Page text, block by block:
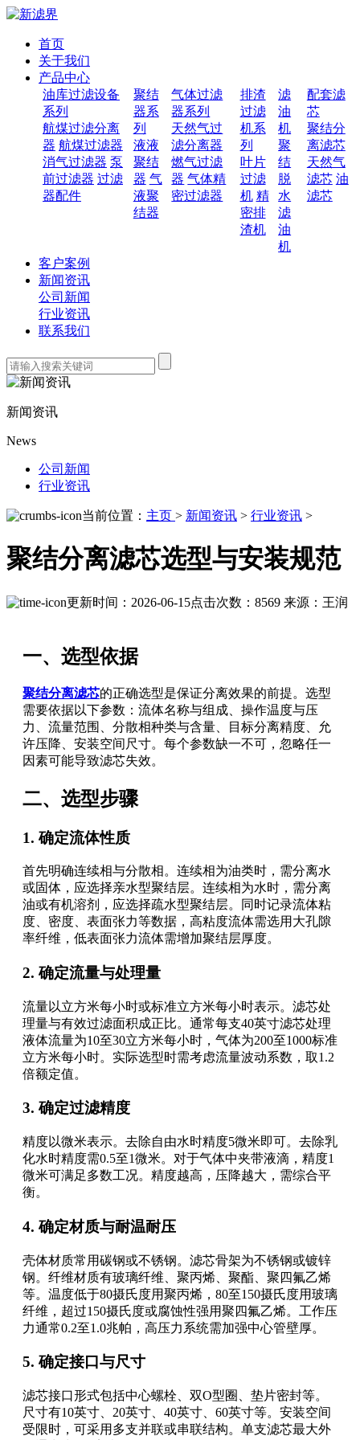
首页
关于我们
产品中心
油库过滤设备
系列
航煤过滤分离
器 航煤过滤器
消气过滤器 泵
前过滤器 过滤
器配件
聚结
器系
列
液液
聚结
器 气
液聚
结器
气体过滤
器系列
天然气过
滤分离器
燃气过滤
器 气体精
密过滤器
排渣
过滤
机系
列
叶片
过滤
机 精
密排
渣机
滤
油
机
聚
结
脱
水
滤
油
机
配套滤
芯
聚结分
离滤芯
天然气
滤芯 油
滤芯
客户案例
新闻资讯
公司新闻
行业资讯
联系我们
新闻资讯
News
公司新闻
行业资讯
当前位置： 主页 > 新闻资讯 > 行业资讯 >
聚结分离滤芯选型与安装规范
更新时间：2026-06-15点击次数：8569 来源：王润
一、选型依据
聚结分离滤芯的正确选型是保证分离效果的前提。选型
需要依据以下参数：流体名称与组成、操作温度与压
力、流量范围、分散相种类与含量、目标分离精度、允
许压降、安装空间尺寸。每个参数缺一不可，忽略任一
因素可能导致滤芯失效。
二、选型步骤
1. 确定流体性质
首先明确连续相与分散相。连续相为油类时，需分离水
或固体，应选择亲水型聚结层。连续相为水时，需分离
油或有机溶剂，应选择疏水型聚结层。同时记录流体粘
度、密度、表面张力等数据，高粘度流体需选用大孔隙
率纤维，低表面张力流体需增加聚结层厚度。
2. 确定流量与处理量
流量以立方米每小时或标准立方米每小时表示。滤芯处
理量与有效过滤面积成正比。通常每支40英寸滤芯处理
液体流量为10至30立方米每小时，气体为200至1000标准
立方米每小时。实际选型时需考虑流量波动系数，取1.2
倍额定值。
3. 确定过滤精度
精度以微米表示。去除自由水时精度5微米即可。去除乳
化水时精度需0.5至1微米。对于气体中夹带液滴，精度1
微米可满足多数工况。精度越高，压降越大，需综合平
衡。
4. 确定材质与耐温耐压
壳体材质常用碳钢或不锈钢。滤芯骨架为不锈钢或镀锌
钢。纤维材质有玻璃纤维、聚丙烯、聚酯、聚四氟乙烯
等。温度低于80摄氏度用聚丙烯，80至150摄氏度用玻璃
纤维，超过150摄氏度或腐蚀性强用聚四氟乙烯。工作压
力通常0.2至1.0兆帕，高压力系统需加强中心管壁厚。
5. 确定接口与尺寸
滤芯接口形式包括中心螺栓、双O型圈、垫片密封等。
尺寸有10英寸、20英寸、40英寸、60英寸等。安装空间
受限时，可采用多支并联或串联结构。单支滤芯最大外